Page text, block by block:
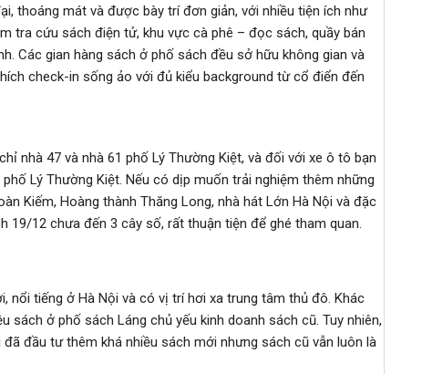
thoáng mát và được bày trí đơn giản, với nhiều tiện ích như
tra cứu sách điện tử, khu vực cà phê – đọc sách, quầy bán
Các gian hàng sách ở phố sách đều sở hữu không gian và
check-in sống ảo với đủ kiểu background từ cổ điển đến
nhà 47 và nhà 61 phố Lý Thường Kiệt, và đối với xe ô tô bạn
Lý Thường Kiệt. Nếu có dịp muốn trải nghiệm thêm những
Kiếm, Hoàng thành Thăng Long, nhà hát Lớn Hà Nội và đặc
19/12 chưa đến 3 cây số, rất thuận tiện để ghé tham quan.
nổi tiếng ở Hà Nội và có vị trí hơi xa trung tâm thủ đô. Khác
sách ở phố sách Láng chủ yếu kinh doanh sách cũ. Tuy nhiên,
đầu tư thêm khá nhiều sách mới nhưng sách cũ vẫn luôn là